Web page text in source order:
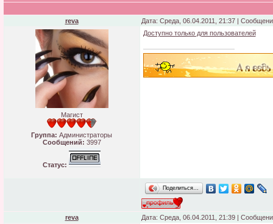
reva Дата: Среда, 06.04.2011, 21:37 |
Магист
Группа: Администраторы
Сообщений: 3997
Статус:
Доступно только для пользователей
Поделиться…
reva Дата: Среда, 06.04.2011, 21:39 |